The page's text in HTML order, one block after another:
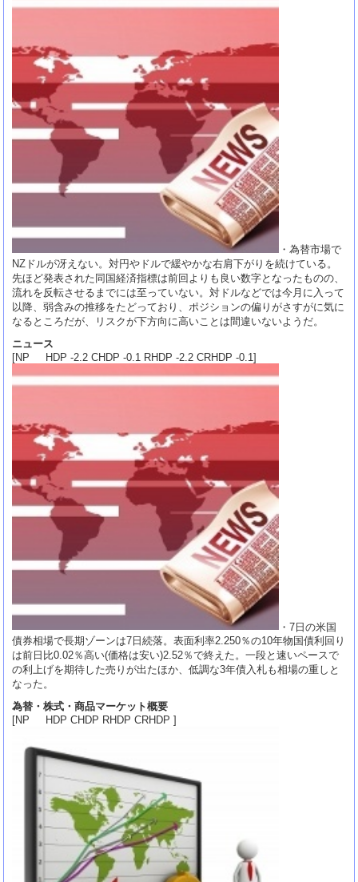
・為替市場で
NZドルが冴えない。対円やドルで緩やかな右肩下がりを続けている。
先ほど発表された同国経済指標は前回よりも良い数字となったものの、
流れを反転させるまでには至っていない。対ドルなどでは今月に入って
以降、弱含みの推移をたどっており、ポジションの偏りがさすがに気に
なるところだが、リスクが下方向に高いことは間違いないようだ。
ニュース
[NP HDP -2.2 CHDP -0.1 RHDP -2.2 CRHDP -0.1]
・7日の米国
債券相場で長期ゾーンは7日続落。表面利率2.250％の10年物国債利回り
は前日比0.02％高い(価格は安い)2.52％で終えた。一段と速いペースで
の利上げを期待した売りが出たほか、低調な3年債入札も相場の重しと
なった。
為替・株式・商品マーケット概要
[NP HDP CHDP RHDP CRHDP ]